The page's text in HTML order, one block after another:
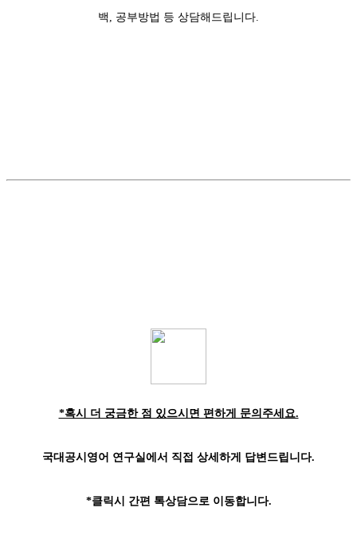
백, 공부방법 등 상담해드립니다.
*혹시 더 궁금한 점 있으시면 편하게 문의주세요.
국대공시영어 연구실에서 직접 상세하게 답변드립니다.
*클릭시 간편 톡상담으로 이동합니다.